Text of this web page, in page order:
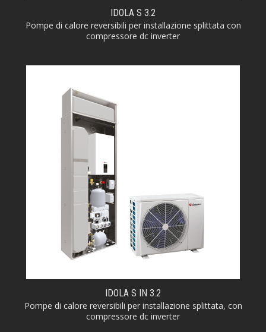
IDOLA S 3.2
Pompe di calore reversibili per installazione splittata con
compressore dc inverter
IDOLA S IN 3.2
Pompe di calore reversibili per installazione splittata, con
compressore dc inverter